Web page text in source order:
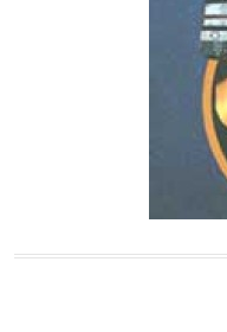
في البحر ويتركب
أو شديد الحمرة وهو
الش